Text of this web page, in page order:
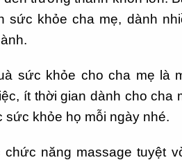
sức khỏe cha mẹ, dành
sức khỏe cho cha mẹ là
ít thời gian dành cho
sức khỏe họ mỗi ngày nhé.
chức năng massage tuyệt